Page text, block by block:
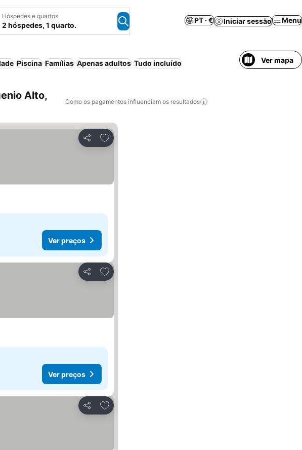
Hóspedes e quartos
2 hóspedes, 1 quarto.
PT · € Iniciar sessão Menu
Piscina Famílias Apenas adultos Tudo incluído Ver mapa
Alto,
Como os pagamentos influenciam os resultados
Partilhar
Adicionar aos favoritos
Ver preços
Partilhar
Adicionar aos favoritos
Ver preços
Partilhar
Adicionar aos favoritos